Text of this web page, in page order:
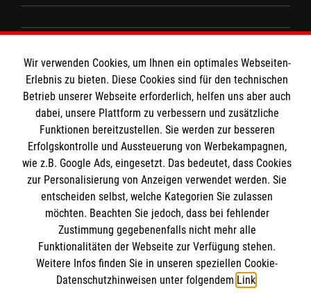
Spenden & Helfen
Kursangebote
Mitarbeiten & Stellenangebote
Wir Malteser
Informationen
Kontakt
Presse und Medien
Transparenz
Impressum
Datenschutz
Malteser online
Malteserorden
Malteser Jugend
Malteser International
Mediathek
Sharepoint
Spendenkonto
Empfänger: Malteser Hilfsdienst e.V.
IBAN: DE68 3706 0193 4006 4700 20
Soziale Netzwerke
Wir verwenden Cookies, um Ihnen ein optimales Webseiten-
Erlebnis zu bieten. Diese Cookies sind für den technischen
Betrieb unserer Webseite erforderlich, helfen uns aber auch
dabei, unsere Plattform zu verbessern und zusätzliche
Funktionen bereitzustellen. Sie werden zur besseren
Erfolgskontrolle und Aussteuerung von Werbekampagnen,
wie z.B. Google Ads, eingesetzt. Das bedeutet, dass Cookies
zur Personalisierung von Anzeigen verwendet werden. Sie
entscheiden selbst, welche Kategorien Sie zulassen
möchten. Beachten Sie jedoch, dass bei fehlender
Zustimmung gegebenenfalls nicht mehr alle
Funktionalitäten der Webseite zur Verfügung stehen.
Weitere Infos finden Sie in unseren speziellen Cookie-
Datenschutzhinweisen unter folgendem Link.